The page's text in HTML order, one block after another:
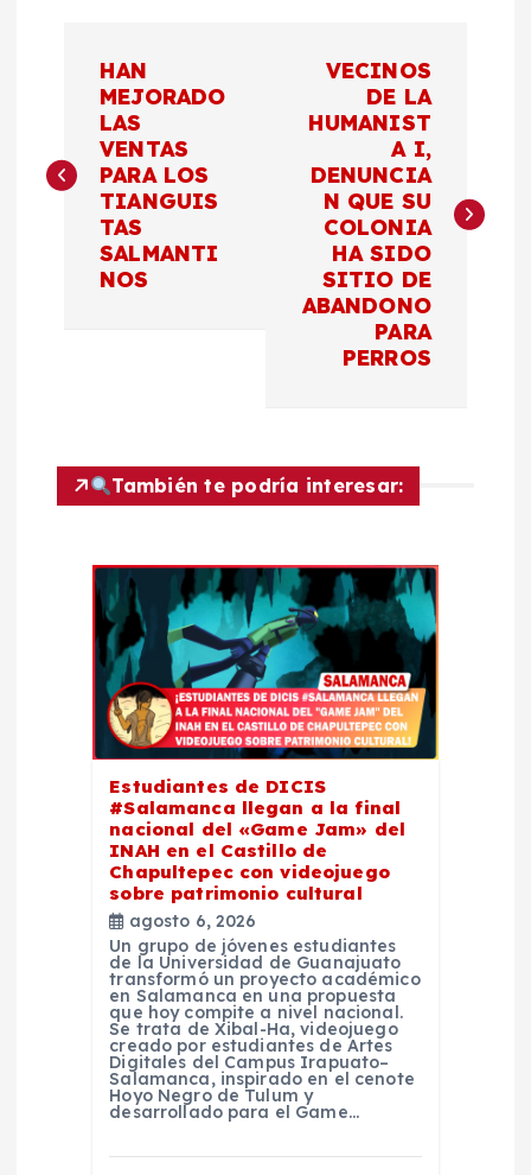
v
ó
HAN
MEJORADO
LAS
VENTAS
PARA LOS
TIANGUIS
TAS
SALMANTI
NOS
VECINOS
DE LA
HUMANIST
A I,
DENUNCIA
N QUE SU
COLONIA
HA SIDO
SITIO DE
ABANDONO
PARA
PERROS
También te podría interesar:
Estudiantes de DICIS
#Salamanca llegan a la final
nacional del «Game Jam» del
INAH en el Castillo de
Chapultepec con videojuego
sobre patrimonio cultural
agosto 6, 2026
Un grupo de jóvenes estudiantes
de la Universidad de Guanajuato
transformó un proyecto académico
en Salamanca en una propuesta
que hoy compite a nivel nacional.
Se trata de Xibal-Ha, videojuego
creado por estudiantes de Artes
Digitales del Campus Irapuato–
Salamanca, inspirado en el cenote
Hoyo Negro de Tulum y
desarrollado para el Game…